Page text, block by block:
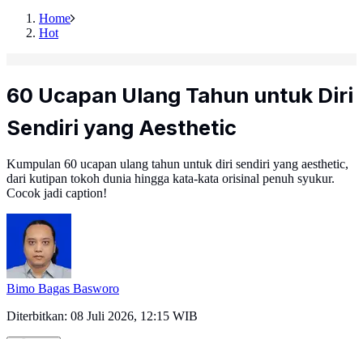
Home
Hot
60 Ucapan Ulang Tahun untuk Diri
Sendiri yang Aesthetic
Kumpulan 60 ucapan ulang tahun untuk diri sendiri yang aesthetic,
dari kutipan tokoh dunia hingga kata-kata orisinal penuh syukur.
Cocok jadi caption!
Bimo Bagas Basworo
Diterbitkan: 08 Juli 2026, 12:15 WIB